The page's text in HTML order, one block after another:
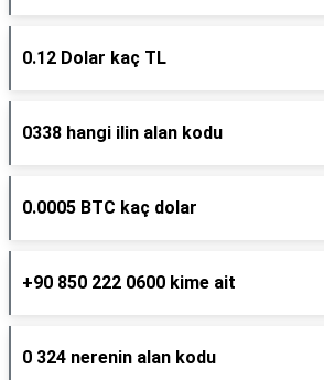
0.12 Dolar kaç TL
0338 hangi ilin alan kodu
0.0005 BTC kaç dolar
+90 850 222 0600 kime ait
0 324 nerenin alan kodu